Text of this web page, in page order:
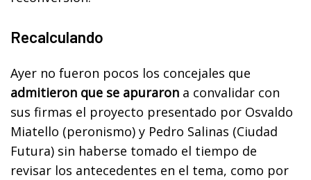
Recalculando
Ayer no fueron pocos los concejales que
admitieron que se apuraron a convalidar con
sus firmas el proyecto presentado por Osvaldo
Miatello (peronismo) y Pedro Salinas (Ciudad
Futura) sin haberse tomado el tiempo de
revisar los antecedentes en el tema, como por